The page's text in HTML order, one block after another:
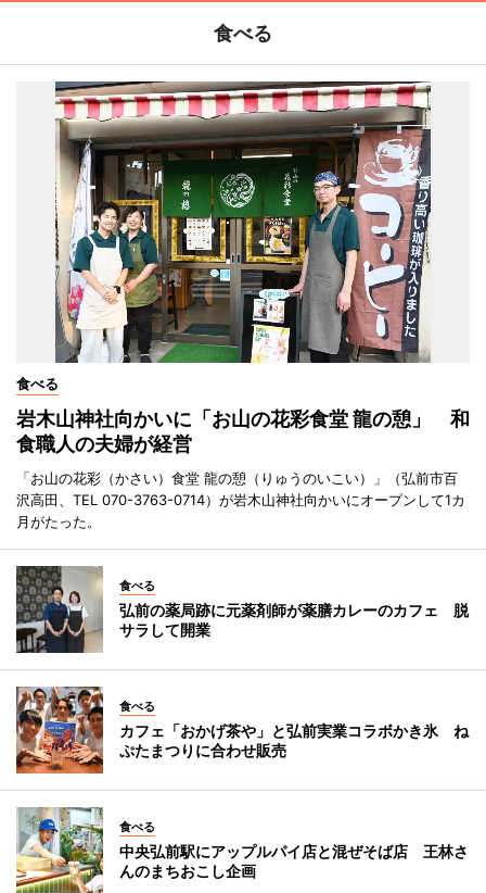
食べる
食べる
岩木山神社向かいに「お山の花彩食堂 龍の憩」 和
食職人の夫婦が経営
「お山の花彩（かさい）食堂 龍の憩（りゅうのいこい）」（弘前市百
沢高田、TEL 070-3763-0714）が岩木山神社向かいにオープンして1カ
月がたった。
食べる
弘前の薬局跡に元薬剤師が薬膳カレーのカフェ 脱
サラして開業
食べる
カフェ「おかげ茶や」と弘前実業コラボかき氷 ね
ぷたまつりに合わせ販売
食べる
中央弘前駅にアップルパイ店と混ぜそば店 王林さ
んのまちおこし企画